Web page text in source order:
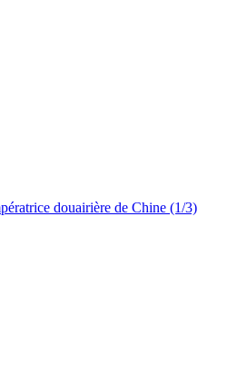
douairière de Chine (1/3)